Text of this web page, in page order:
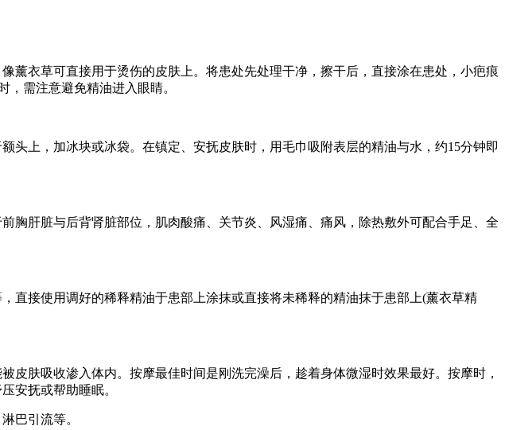
薰衣草可直接用于烫伤的皮肤上。将患处先处理干净，擦干后，直接涂在患处，小疤痕
，需注意避免精油进入眼睛。
上，加冰块或冰袋。在镇定、安抚皮肤时，用毛巾吸附表层的精油与水，约15分钟即
肝脏与后背肾脏部位，肌肉酸痛、关节炎、风湿痛、痛风，除热敷外可配合手足、全
接使用调好的稀释精油于患部上涂抹或直接将未稀释的精油抹于患部上(薰衣草精
皮肤吸收渗入体内。按摩最佳时间是刚洗完澡后，趁着身体微湿时效果最好。按摩时，
安抚或帮助睡眠。
巴引流等。